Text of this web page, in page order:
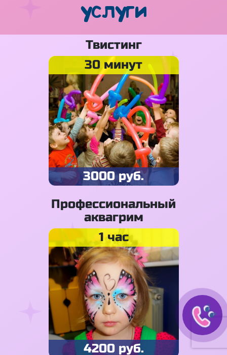
услуги
Твистинг
30 минут
3000 руб.
Профессиональный
аквагрим
1 час
4200 руб.